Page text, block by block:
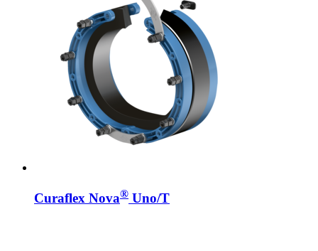
Curaflex Nova® Uno/T